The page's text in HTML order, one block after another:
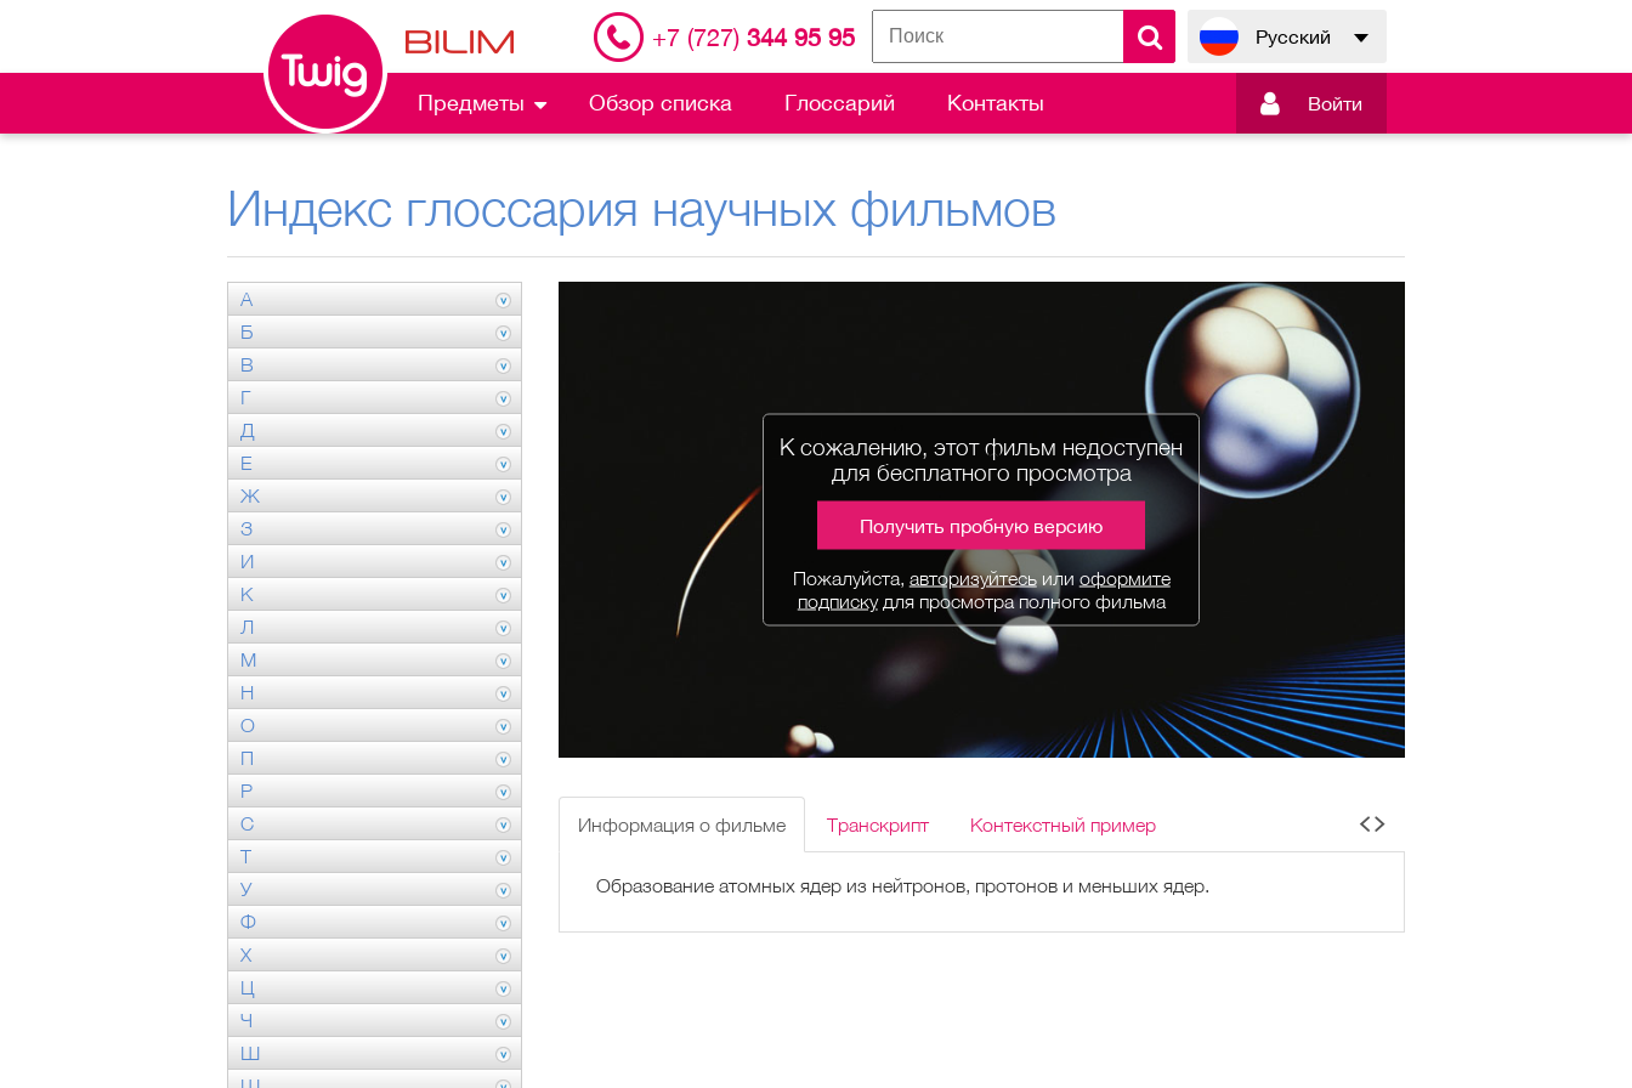
+7 (727) 344 95 95 Русский
Предметы Обзор списка Глоссарий Контакты  Войти
Индекс глоссария научных фильмов
А
Б
В
Г
Д
Е
Ж
З
И
К
Л
М
Н
О
П
Р
С
Т
У
Ф
Х
Ц
Ч
Ш
К сожалению, этот фильм недоступен
для бесплатного просмотра
Получить пробную версию
Пожалуйста, авторизуйтесьили оформите
подпискудля просмотра полного фильма
Информация о фильме Транскрипт Контекстный пример
Образование атомных ядер из нейтронов, протонов и меньших ядер.